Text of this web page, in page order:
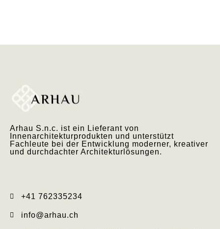
Arhau S.n.c. ist ein Lieferant von
Innenarchitekturprodukten und unterstützt
Fachleute bei der Entwicklung moderner, kreativer
und durchdachter Architekturlösungen.
+41 762335234​
info@arhau.ch